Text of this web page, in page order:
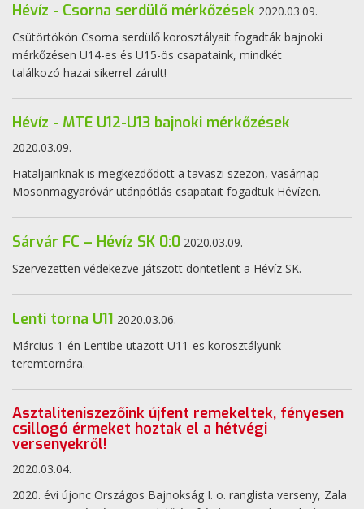
Hévíz - Csorna serdülő mérkőzések 2020.03.09.
Csütörtökön Csorna serdülő korosztályait fogadták bajnoki
mérkőzésen U14-es és U15-ös csapataink, mindkét
találkozó hazai sikerrel zárult!
Hévíz - MTE U12-U13 bajnoki mérkőzések
2020.03.09.
Fiataljainknak is megkezdődött a tavaszi szezon, vasárnap
Mosonmagyaróvár utánpótlás csapatait fogadtuk Hévízen.
Sárvár FC – Hévíz SK 0:0 2020.03.09.
Szervezetten védekezve játszott döntetlent a Hévíz SK.
Lenti torna U11 2020.03.06.
Március 1-én Lentibe utazott U11-es korosztályunk
teremtornára.
Asztaliteniszezőink újfent remekeltek, fényesen
csillogó érmeket hoztak el a hétvégi
versenyekről!
2020.03.04.
2020. évi újonc Országos Bajnokság I. o. ranglista verseny, Zala